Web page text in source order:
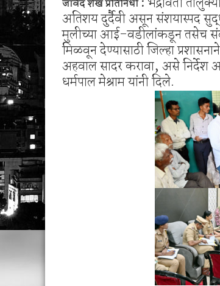
1 व 2 ऑगस्ट रोजी
शेगाव पोलीस यांचा गर्भपात
जावेद शेख प्रतिनिधी
अतिशय दुर्दैवी असून संशयास्पद
मुलीच्या आई-वडीलांकडून तसेच
मिळवून देण्यासाठी जिल्हा
अहवाल सादर करावा, असे निर्देश
धर्मपाल मेश्राम यांनी दिले.